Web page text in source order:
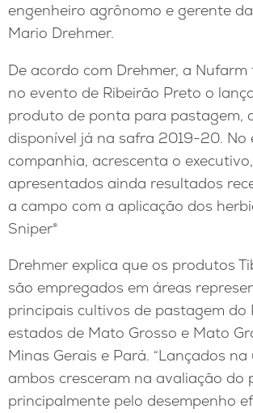
engenheiro agrônomo e gerente
Mario Drehmer.
De acordo com Drehmer, a
no evento de Ribeirão Preto o
produto de ponta para pastagem,
disponível já na safra 2019-20. No
companhia, acrescenta o
apresentados ainda resultados
a campo com a aplicação dos
Sniper®
Drehmer explica que os produtos
são empregados em áreas
principais cultivos de pastagem do
estados de Mato Grosso e Mato
Minas Gerais e Pará. “Lançados
ambos cresceram na avaliação do
principalmente pelo desempenho